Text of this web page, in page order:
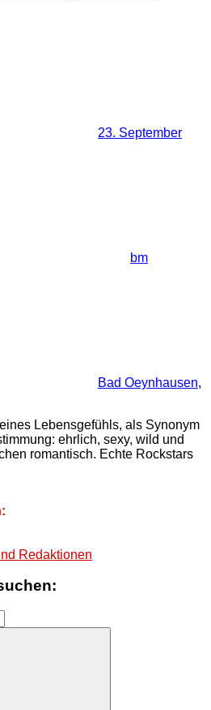
23. September
bm
Bad Oeynhausen,
Lebensgefühls, als Synonym
ehrlich, sexy, wild und
romantisch. Echte Rockstars
Redaktionen